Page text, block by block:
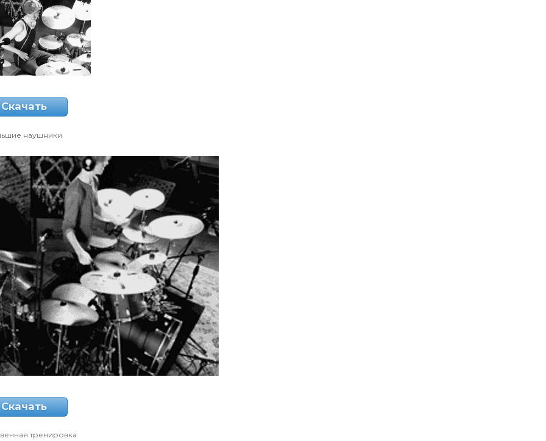
Скачать
наушники
Скачать
тренировка